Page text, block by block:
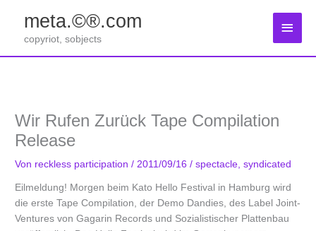
springen
meta.©®.com
copyriot, sobjects
Wir Rufen Zurück Tape Compilation
Release
Von reckless participation/ 2011/09/16/spectacle ,syndicated
Eilmeldung! Morgen beim Kato Hello Festival in Hamburg wird
die erste Tape Compilation, der Demo Dandies, des Label Joint-
Ventures von Gagarin Records und Sozialistischer Plattenbau